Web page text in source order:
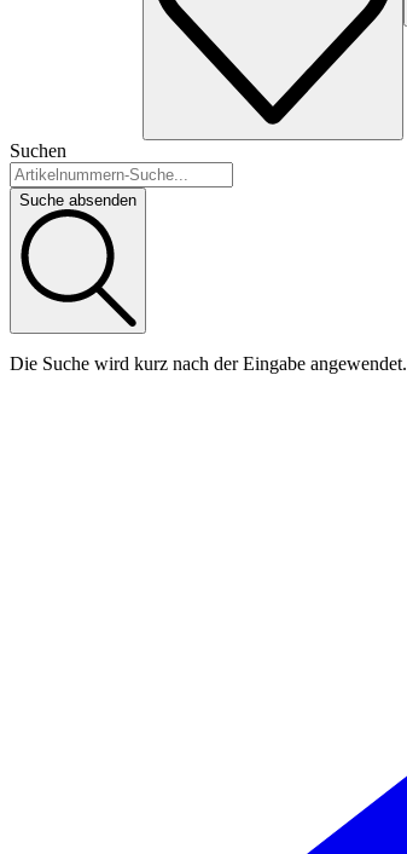
Suchen
Suche absenden
Die Suche wird kurz nach der Eingabe angewendet.